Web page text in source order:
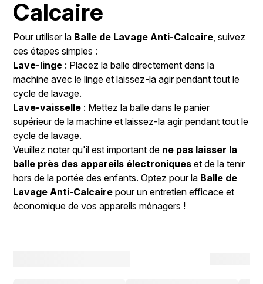
Calcaire
Pour utiliser la Balle de Lavage Anti-Calcaire, suivez
ces étapes simples :
Lave-linge : Placez la balle directement dans la
machine avec le linge et laissez-la agir pendant tout le
cycle de lavage.
Lave-vaisselle : Mettez la balle dans le panier
supérieur de la machine et laissez-la agir pendant tout le
cycle de lavage.
Veuillez noter qu'il est important de ne pas laisser la
balle près des appareils électroniques et de la tenir
hors de la portée des enfants. Optez pour la Balle de
Lavage Anti-Calcaire pour un entretien efficace et
économique de vos appareils ménagers !